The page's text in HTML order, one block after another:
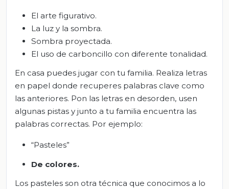
El arte figurativo.
La luz y la sombra.
Sombra proyectada.
El uso de carboncillo con diferente tonalidad.
En casa puedes jugar con tu familia. Realiza letras
en papel donde recuperes palabras clave como
las anteriores. Pon las letras en desorden, usen
algunas pistas y junto a tu familia encuentra las
palabras correctas. Por ejemplo:
“Pasteles”
De colores.
Los pasteles son otra técnica que conocimos a lo